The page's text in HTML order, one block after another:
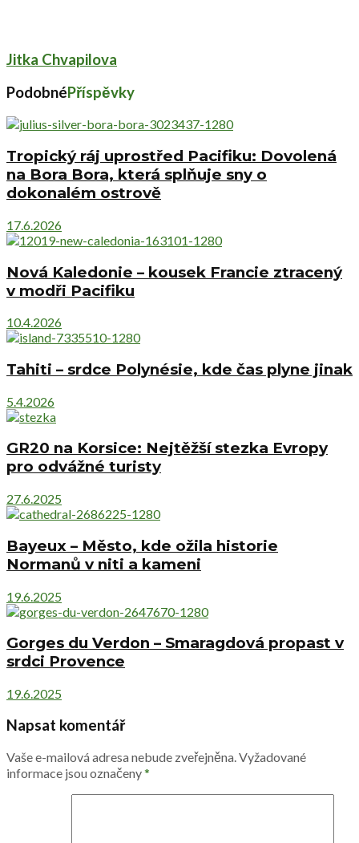
Jitka Chvapilova
PodobnéPříspěvky
Tropický ráj uprostřed Pacifiku: Dovolená
na Bora Bora, která splňuje sny o
dokonalém ostrově
17.6.2026
Nová Kaledonie – kousek Francie ztracený
v modři Pacifiku
10.4.2026
Tahiti – srdce Polynésie, kde čas plyne jinak
5.4.2026
GR20 na Korsice: Nejtěžší stezka Evropy
pro odvážné turisty
27.6.2025
Bayeux – Město, kde ožila historie
Normanů v niti a kameni
19.6.2025
Gorges du Verdon – Smaragdová propast v
srdci Provence
19.6.2025
Napsat komentář
Vaše e-mailová adresa nebude zveřejněna.Vyžadované
informace jsou označeny*